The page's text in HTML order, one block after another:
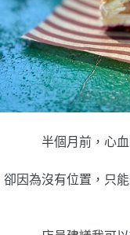
半個月前，心
卻因為沒有位置，只